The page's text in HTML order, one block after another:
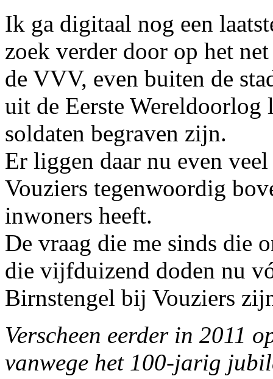
Ik ga digitaal nog een
zoek verder door op het
de VVV, even buiten de
uit de Eerste
soldaten begraven zijn.
Er liggen daar nu even
Vouziers tegenwoordig
inwoners heeft.
De vraag die me sinds die
die vijfduizend doden nu
Birnstengel bij Vouziers
Verscheen eerder in 2011
vanwege het 100-jarig